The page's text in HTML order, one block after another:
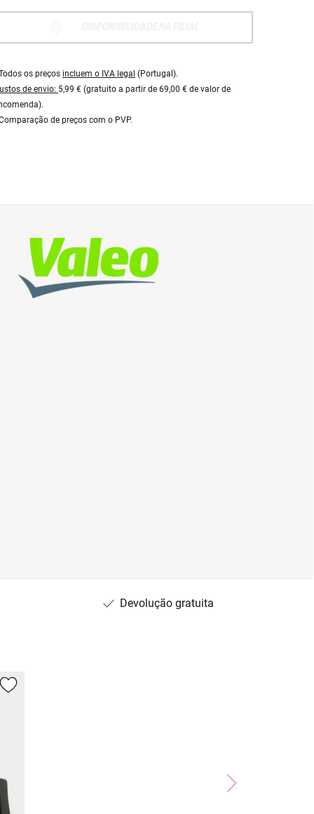
os preços incluem o IVA legal (Portugal).
de envio: 5,99 € (gratuito a partir de 69,00 € de valor de
de preços com o PVP.
Devolução gratuita